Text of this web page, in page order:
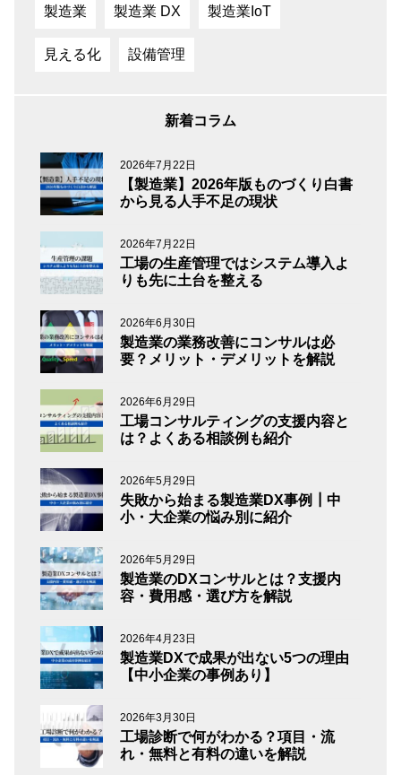
製造業 製造業 DX 製造業IoT
見える化 設備管理
新着コラム
2026年7月22日
【製造業】2026年版ものづくり白書
から見る人手不足の現状
2026年7月22日
工場の生産管理ではシステム導入よ
りも先に土台を整える
2026年6月30日
製造業の業務改善にコンサルは必
要？メリット・デメリットを解説
2026年6月29日
工場コンサルティングの支援内容と
は？よくある相談例も紹介
2026年5月29日
失敗から始まる製造業DX事例┃中
小・大企業の悩み別に紹介
2026年5月29日
製造業のDXコンサルとは？支援内
容・費用感・選び方を解説
2026年4月23日
製造業DXで成果が出ない5つの理由
【中小企業の事例あり】
2026年3月30日
工場診断で何がわかる？項目・流
れ・無料と有料の違いを解説